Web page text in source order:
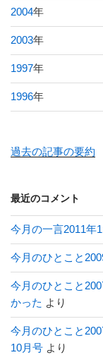
2004年
2003年
1997年
1996年
過去の記事の要約
最近のコメント
今月の一言2011年
今月のひとこと
今月のひとこと
かった より
今月のひとこと
10月号 より